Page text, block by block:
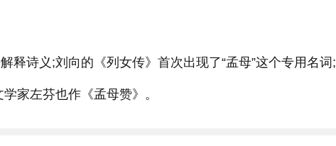
释诗义;刘向的《列女传》首次出现了“孟母”这个专用名词;
家左芬也作《孟母赞》。